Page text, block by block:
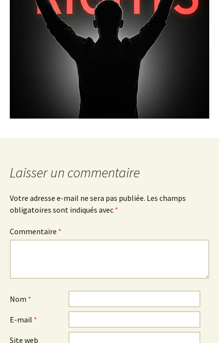
Laisser un commentaire
Votre adresse e-mail ne sera pas publiée. Les champs
obligatoires sont indiqués avec *
Commentaire *
Nom *
E-mail *
Site web